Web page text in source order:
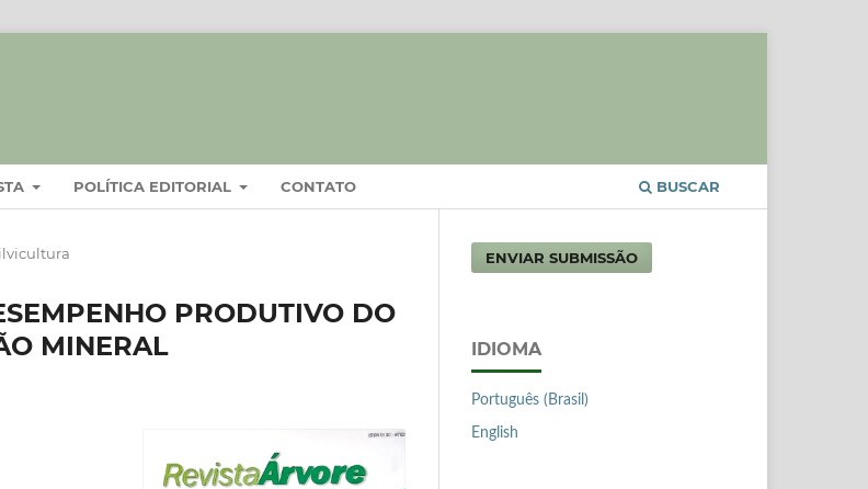
POLÍTICA EDITORIAL CONTATO BUSCAR
PRODUTIVO DO
MINERAL
ENVIAR SUBMISSÃO
IDIOMA
Português (Brasil)
English